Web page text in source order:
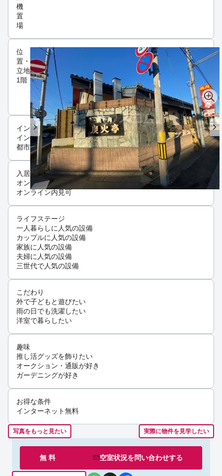
機
置
場
位
置・
立地
1階
インフラ
インターネット可
都市ガス
入居条件
オンライン相談可
オンライン内見可
ライフステージ
一人暮らしに人気の設備
カップルに人気の設備
家族に人気の設備
夫婦に人気の設備
三世代で人気の設備
こだわり
外で子どもと遊びたい
雨の日でも洗濯したい
洋室で暮らしたい
趣味
推し活グッズを飾りたい
オークション・通販が好き
ガーデニングが好き
お得な条件
インターネット無料
写真をもっと見たい 実際に物件を見学したい
無 料 空室状況を問い合わせする